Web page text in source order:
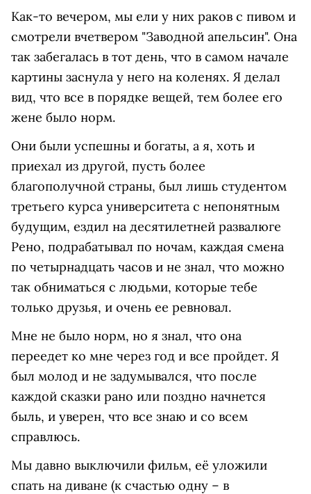
Как-то вечером, мы ели у них раков с пивом и
смотрели вчетвером "Заводной апельсин". Она
так забегалась в тот день, что в самом начале
картины заснула у него на коленях. Я делал
вид, что все в порядке вещей, тем более его
жене было норм.
Они были успешны и богаты, а я, хоть и
приехал из другой, пусть более
благополучной страны, был лишь студентом
третьего курса университета с непонятным
будущим, ездил на десятилетней развалюге
Рено, подрабатывал по ночам, каждая смена
по четырнадцать часов и не знал, что можно
так обниматься с людьми, которые тебе
только друзья, и очень ее ревновал.
Мне не было норм, но я знал, что она
переедет ко мне через год и все пройдет. Я
был молод и не задумывался, что после
каждой сказки рано или поздно начнется
быль, и уверен, что все знаю и со всем
справлюсь.
Мы давно выключили фильм, её уложили
спать на диване (к счастью одну – в